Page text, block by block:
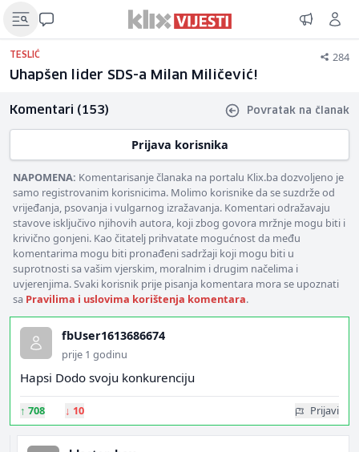
TESLIĆ 284
Uhapšen lider SDS-a Milan Miličević!
Komentari (153) Povratak na članak
Prijava korisnika
NAPOMENA: Komentarisanje članaka na portalu Klix.ba dozvoljeno je
samo registrovanim korisnicima. Molimo korisnike da se suzdrže od
vrijeđanja, psovanja i vulgarnog izražavanja. Komentari odražavaju
stavove isključivo njihovih autora, koji zbog govora mržnje mogu biti i
krivično gonjeni. Kao čitatelj prihvatate mogućnost da među
komentarima mogu biti pronađeni sadržaji koji mogu biti u
suprotnosti sa vašim vjerskim, moralnim i drugim načelima i
uvjerenjima. Svaki korisnik prije pisanja komentara mora se upoznati
sa Pravilima i uslovima korištenja komentara.
fbUser1613686674
prije 1 godinu
Hapsi Dodo svoju konkurenciju
↑ 708 ↓ 10 Prijavi